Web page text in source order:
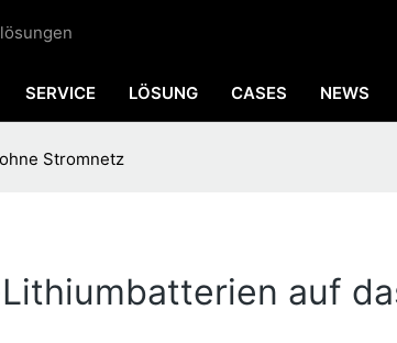
SERVICE LÖSUNG CASES NEWS
Stromnetz
auf